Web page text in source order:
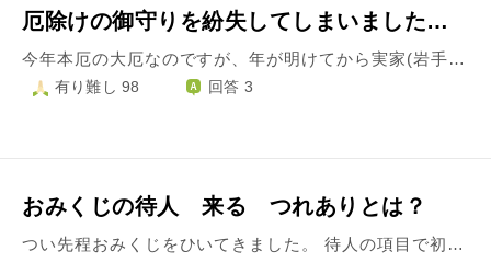
厄除けの御守りを紛失してしまいました…
今年本厄の大厄なのですが、年が明けてから実家(岩手県釜石市)の近くにある神社に行って、私と旦那さん、私の両親にお婆ちゃんの５人で厄払いをしてもらいに行きました。。 お祓いをしてもらった後、お清めのお酒と御守りを頂きました 私は今年本厄で、旦那さんは後厄なので御守りは二つ頂きました 御守りは小さな袋に入れ、毎日首にぶら下げていました 寝る時に｢ありがとう｣と言っていました それなのに…お風呂に入る時に御守りがない事に気付きました 会社のロッカーにわすれたと思い、次の日会社のロッカーも見てみましたがありませんでした… 今思えば、御守りを入れていた袋に、自分の連絡先を書いた紙も入れておけばよかったと後悔しております。。 こういう場合、こうしたほうがいいとかあったら教えて頂きたいです 宜しくお願いします
有り難し 98 回答 3
おみくじの待人 来る つれありとは？
つい先程おみくじをひいてきました。 待人の項目で初めて出た言葉があり、どう解釈すればよいのか知りたく質問させて頂きました。 内容は【待人： 来る つれあり 】というものでした。 待人の解釈は人それぞれだと思いますし、自分が待っている人だという事かなぁと今まで思ってきました。 私は今、待人と言うべきかわかりませんが、先日お手紙を書いた方がいます。 まだ相手の方の事を知らない事もあり、結婚されているのか、交際中の方がいるのかなどわかりません。 なので、手紙の返事は来るけどそのような上記に書いた存在がいるという意味なのかなぁと捉えました。 捉え方も人それぞれだと思いますし、正解不正解などないのかもしれませんが、どのような意味をもつ言葉なのでしょうか？ 考えれば考えるほどよくわからなくなってしまい、あれこれ色々考えてしまいます。 【待人】の意味もできれば教えて下さい。 お答え頂けると大変ありがたいです。どうぞよろしくお願いします。